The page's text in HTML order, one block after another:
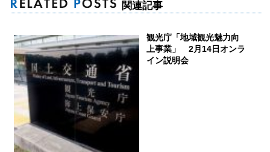
関連記事
観光庁「地域観光魅力向
上事業」 2月14日オンラ
イン説明会